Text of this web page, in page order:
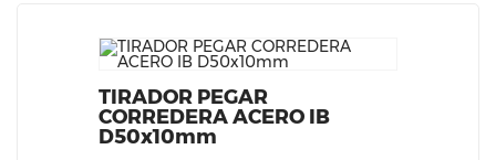
TIRADOR PEGAR
CORREDERA ACERO IB
D50x10mm